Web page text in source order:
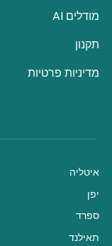
מודלים AI
תקנון
מדיניות פרטיות
איטליה
יפן
ספרד
תאילנד